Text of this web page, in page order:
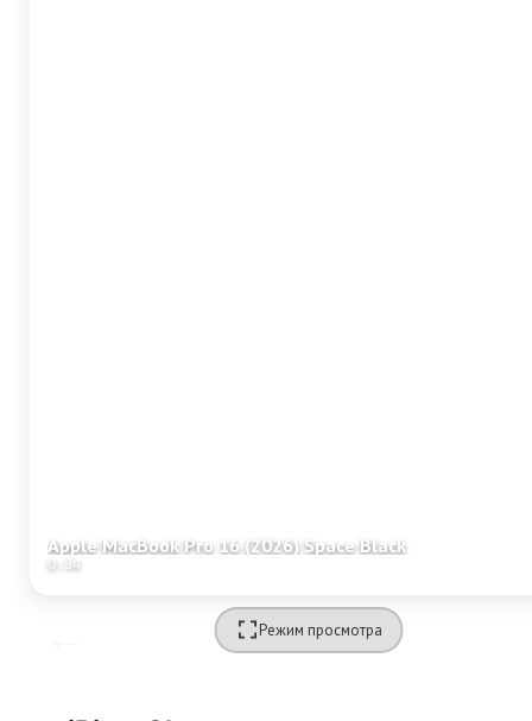
Apple MacBook Pro 16 (2026) Space Black
0:34
Режим просмотра